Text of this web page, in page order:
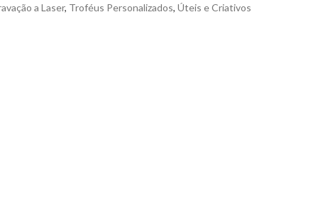
a Laser, Troféus Personalizados, Úteis e Criativos